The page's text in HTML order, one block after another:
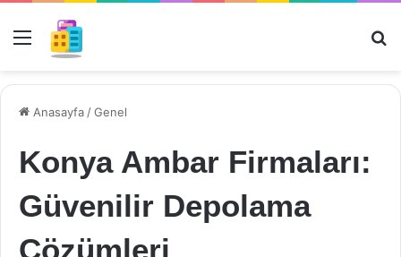
Menü
Anasayfa /Genel
Konya Ambar Firmaları:
Güvenilir Depolama
Çözümleri